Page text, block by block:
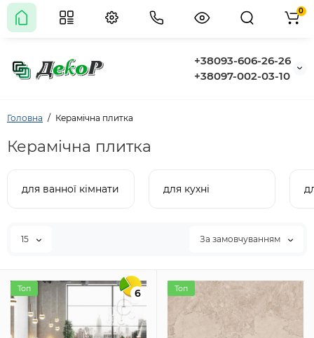
+38093-606-26-26
+38097-002-03-10
0
Головна Керамічна плитка
Керамічна плитка
для ванної кімнати для кухні
15 За замовчуванням
6
Топ Топ